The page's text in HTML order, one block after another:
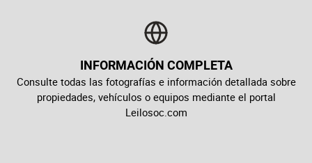
INFORMACIÓN COMPLETA
Consulte todas las fotografías e información detallada sobre
propiedades, vehículos o equipos mediante el portal
Leilosoc.com